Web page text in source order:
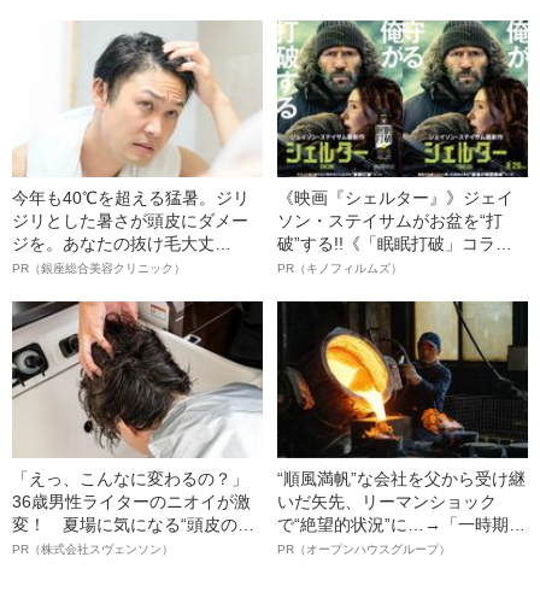
語る”《日本興収70億円突破》
今年も40℃を超える猛暑。ジリ
ジリとした暑さが頭皮にダメー
ジを。あなたの抜け毛大丈
夫！？
PR（銀座総合美容クリニック）
《映画『シェルター』》ジェイ
ソン・ステイサムがお盆を“打
破”する!!《「眠眠打破」コラ
ボ》
PR（キノフィルムズ）
「えっ、こんなに変わるの？」
36歳男性ライターのニオイが激
変！ 夏場に気になる“頭皮のニ
オイ”や“ベタつき”を解消す
PR（株式会社スヴェンソン）
“順風満帆”な会社を父から受け継
いだ矢先、リーマンショック
で“絶望的状況”に…→「一時期は
納品3年待ち」のヒット商品を生
PR（オープンハウスグループ）